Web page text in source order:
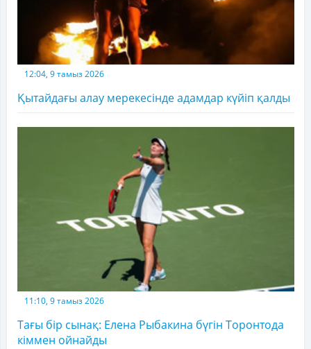
12:04, 9 тамыз 2026
Қытайдағы алау мерекесінде адамдар күйіп қалды
11:10, 9 тамыз 2026
Тағы бір сынақ: Елена Рыбакина бүгін Торонтода
кіммен ойнайды